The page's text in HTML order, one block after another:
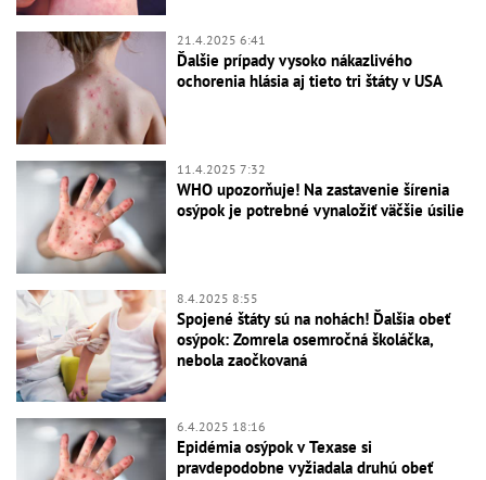
21.4.2025 6:41
Ďalšie prípady vysoko nákazlivého
ochorenia hlásia aj tieto tri štáty v USA
11.4.2025 7:32
WHO upozorňuje! Na zastavenie šírenia
osýpok je potrebné vynaložiť väčšie úsilie
8.4.2025 8:55
Spojené štáty sú na nohách! Ďalšia obeť
osýpok: Zomrela osemročná školáčka,
nebola zaočkovaná
6.4.2025 18:16
Epidémia osýpok v Texase si
pravdepodobne vyžiadala druhú obeť